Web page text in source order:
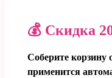
💰 Скидка
Соберите корзину
применится